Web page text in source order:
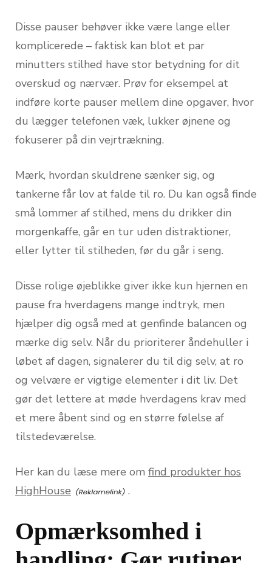
Disse pauser behøver ikke være lange eller
komplicerede – faktisk kan blot et par
minutters stilhed have stor betydning for dit
overskud og nærvær. Prøv for eksempel at
indføre korte pauser mellem dine opgaver, hvor
du lægger telefonen væk, lukker øjnene og
fokuserer på din vejrtrækning.
Mærk, hvordan skuldrene sænker sig, og
tankerne får lov at falde til ro. Du kan også finde
små lommer af stilhed, mens du drikker din
morgenkaffe, går en tur uden distraktioner,
eller lytter til stilheden, før du går i seng.
Disse rolige øjeblikke giver ikke kun hjernen en
pause fra hverdagens mange indtryk, men
hjælper dig også med at genfinde balancen og
mærke dig selv. Når du prioriterer åndehuller i
løbet af dagen, signalerer du til dig selv, at ro
og velvære er vigtige elementer i dit liv. Det
gør det lettere at møde hverdagens krav med
et mere åbent sind og en større følelse af
tilstedeværelse.
Her kan du læse mere om find produkter hos
HighHouse
.
Opmærksomhed i